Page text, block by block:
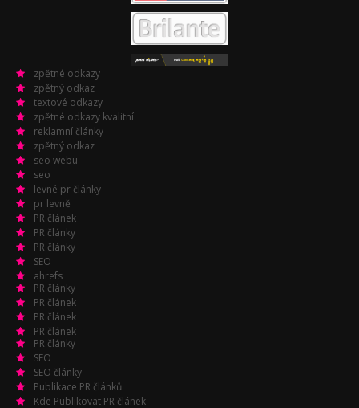
zpětné odkazy
zpětný odkaz
textové odkazy
zpětné odkazy kvalitní
reklamní články
zpětný odkaz
seo webu
seo
levné pr články
pr levně
PR článek
PR články
PR články
SEO
ahrefs
PR články
PR článek
PR článek
PR článek
PR články
SEO
SEO články
Publikace PR článků
Kde Publikovat PR článek